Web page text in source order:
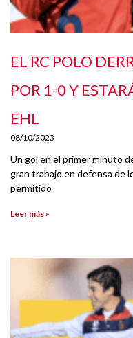
EL RC POLO
POR 1-0 Y
EHL
08/10/2023
Un gol en el primer minuto
gran trabajo en defensa de
permitido
Leer más »